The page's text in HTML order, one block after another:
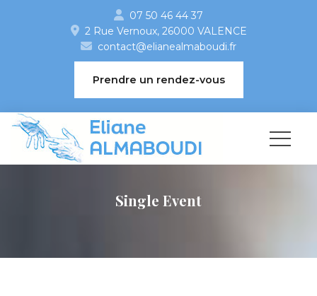
07 50 46 44 37
2 Rue Vernoux, 26000 VALENCE
contact@elianealmaboudi.fr
Prendre un rendez-vou
Single Event